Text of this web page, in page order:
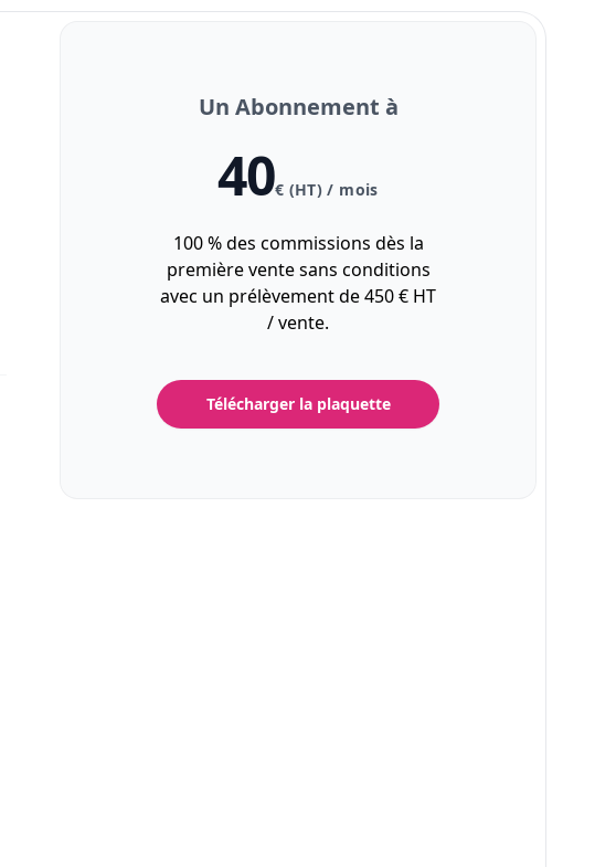
Un Abonnement à
40€ (HT) / mois
100 % des commissions dès la
première vente sans conditions
avec un prélèvement de 450 € HT
/ vente.
Télécharger la plaquette